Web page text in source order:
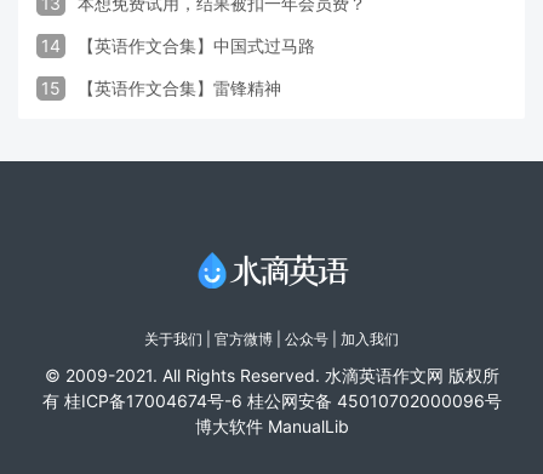
14 【英语作文合集】中国式过马路
15 【英语作文合集】雷锋精神
关于我们 官方微博 | 公众号 | 加入我们
© 2009-2021. All Rights Reserved. 水滴英语作文网 版权所
有 桂ICP备17004674号-6 桂公网安备 45010702000096号
博大软件 ManualLib